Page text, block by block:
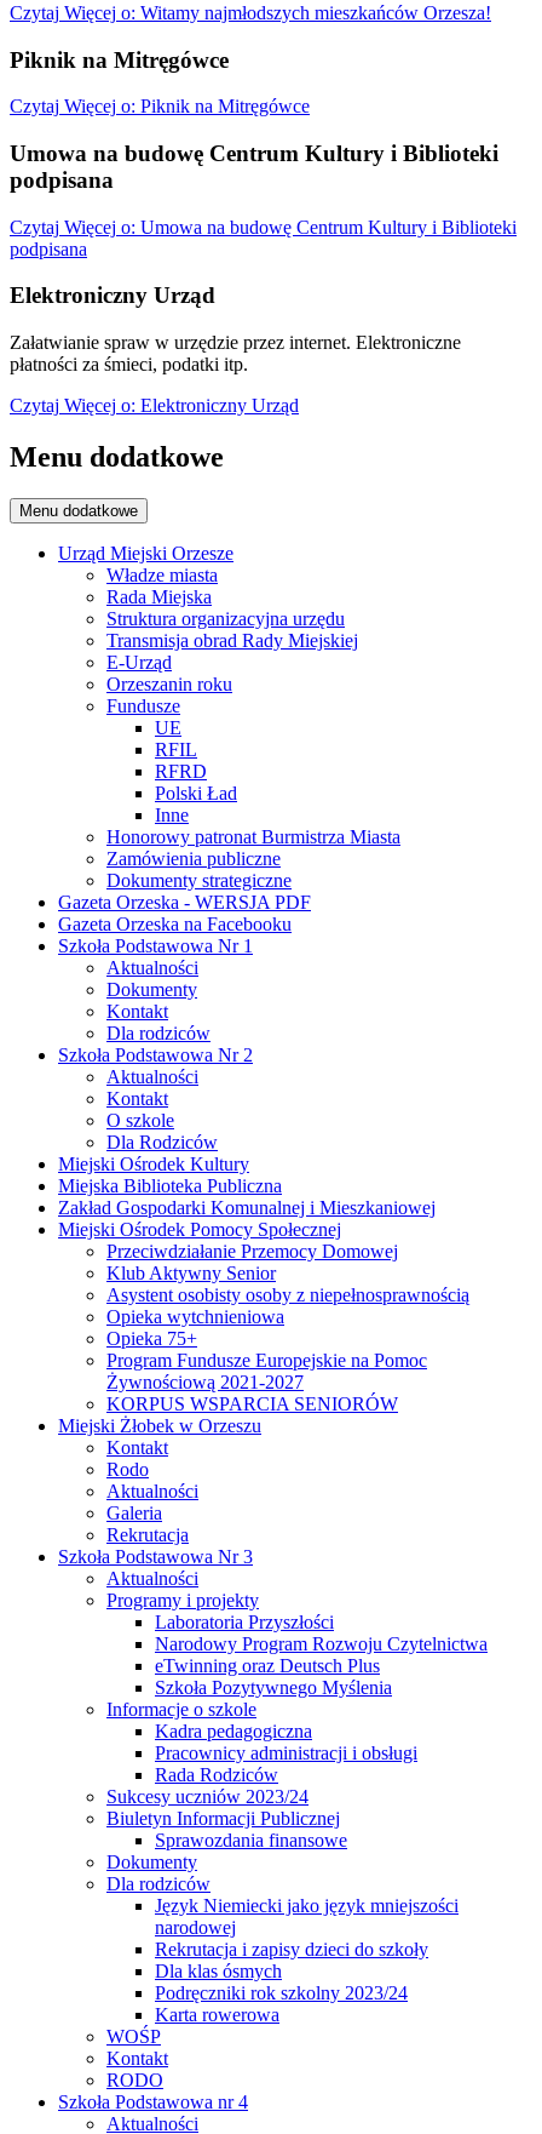
Czytaj Więcej o: Witamy najmłodszych mieszkańców Orzesza!
Piknik na Mitręgówce
Czytaj Więcej o: Piknik na Mitręgówce
Umowa na budowę Centrum Kultury i Biblioteki
podpisana
Czytaj Więcej o: Umowa na budowę Centrum Kultury i Biblioteki
podpisana
Elektroniczny Urząd
Załatwianie spraw w urzędzie przez internet. Elektroniczne
płatności za śmieci, podatki itp.
Czytaj Więcej o: Elektroniczny Urząd
Menu dodatkowe
Menu dodatkowe
Urząd Miejski Orzesze
Władze miasta
Rada Miejska
Struktura organizacyjna urzędu
Transmisja obrad Rady Miejskiej
E-Urząd
Orzeszanin roku
Fundusze
UE
RFIL
RFRD
Polski Ład
Inne
Honorowy patronat Burmistrza Miasta
Zamówienia publiczne
Dokumenty strategiczne
Gazeta Orzeska - WERSJA PDF
Gazeta Orzeska na Facebooku
Szkoła Podstawowa Nr 1
Aktualności
Dokumenty
Kontakt
Dla rodziców
Szkoła Podstawowa Nr 2
Aktualności
Kontakt
O szkole
Dla Rodziców
Miejski Ośrodek Kultury
Miejska Biblioteka Publiczna
Zakład Gospodarki Komunalnej i Mieszkaniowej
Miejski Ośrodek Pomocy Społecznej
Przeciwdziałanie Przemocy Domowej
Klub Aktywny Senior
Asystent osobisty osoby z niepełnosprawnością
Opieka wytchnieniowa
Opieka 75+
Program Fundusze Europejskie na Pomoc
Żywnościową 2021-2027
KORPUS WSPARCIA SENIORÓW
Miejski Żłobek w Orzeszu
Kontakt
Rodo
Aktualności
Galeria
Rekrutacja
Szkoła Podstawowa Nr 3
Aktualności
Programy i projekty
Laboratoria Przyszłości
Narodowy Program Rozwoju Czytelnictwa
eTwinning oraz Deutsch Plus
Szkoła Pozytywnego Myślenia
Informacje o szkole
Kadra pedagogiczna
Pracownicy administracji i obsługi
Rada Rodziców
Sukcesy uczniów 2023/24
Biuletyn Informacji Publicznej
Sprawozdania finansowe
Dokumenty
Dla rodziców
Język Niemiecki jako język mniejszości
narodowej
Rekrutacja i zapisy dzieci do szkoły
Dla klas ósmych
Podręczniki rok szkolny 2023/24
Karta rowerowa
WOŚP
Kontakt
RODO
Szkoła Podstawowa nr 4
Aktualności